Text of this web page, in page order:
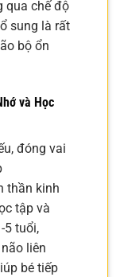
qua chế độ
sung là rất
bộ ổn
và Học
đóng vai
thần kinh
tập và
5 tuổi,
liên
bé tiếp